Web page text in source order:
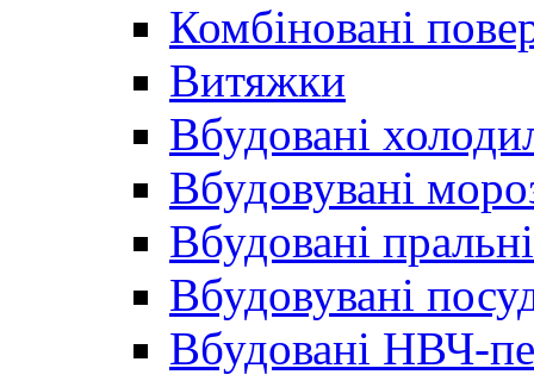
Комбіновані
Витяжки
Вбудовані
Вбудовувані
Вбудовані
Вбудовувані
Вбудовані НВЧ-